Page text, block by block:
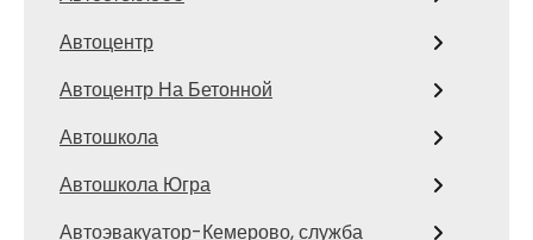
Автоцентр
Автоцентр На Бетонной
Автошкола
Автошкола Югра
Автоэвакуатор-Кемерово, служба